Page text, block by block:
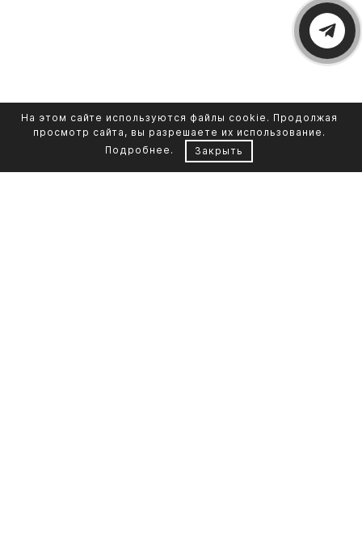
На этом сайте используются файлы cookie. Продолжая
просмотр сайта, вы разрешаете их использование.
Подробнее . Закрыть